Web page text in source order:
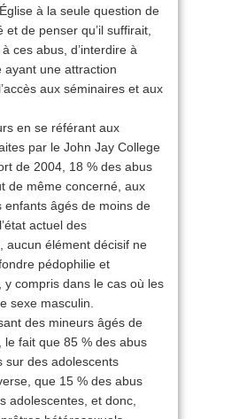
à la seule question de
et de penser qu’il suffirait,
ces abus, d’interdire à
ayant une attraction
aux séminaires et aux
en se référant aux
par le John Jay College
de 2004, 18 % des abus
de même concerné, aux
enfants âgés de moins de
actuel des
aucun élément décisif ne
pédophilie et
y compris dans le cas où les
sexe masculin.
des mineurs âgés de
le fait que 85 % des abus
sur des adolescents
que 15 % des abus
adolescentes, et donc,